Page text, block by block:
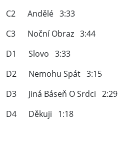
C2 Andělé 3:33
C3 Noční Obraz 3:44
D1 Slovo 3:33
D2 Nemohu Spát 3:15
D3 Jiná Báseň O Srdci 2:29
D4 Děkuji 1:18